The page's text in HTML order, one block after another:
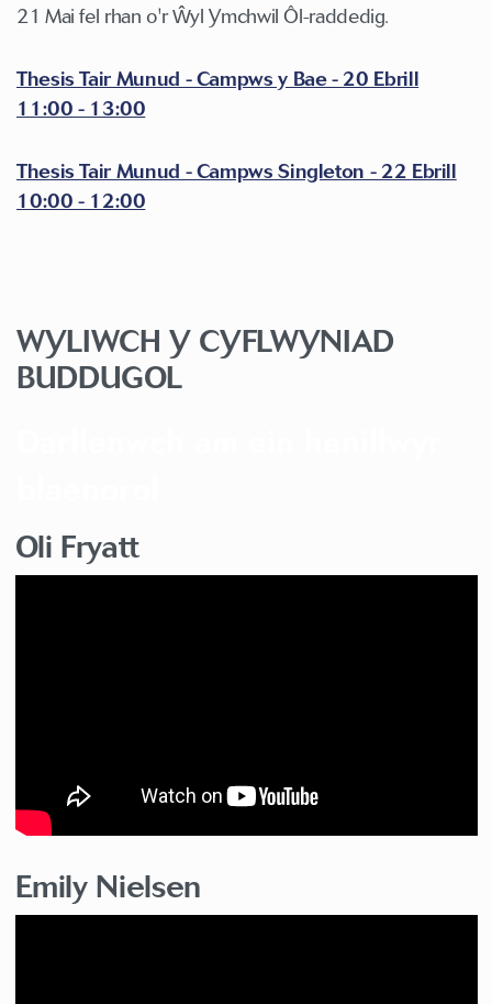
21 Mai fel rhan o'r Ŵyl Ymchwil Ôl-raddedig.
Thesis Tair Munud - Campws y Bae - 20 Ebrill
11:00 - 13:00
Thesis Tair Munud - Campws Singleton - 22 Ebrill
10:00 - 12:00
WYLIWCH Y CYFLWYNIAD
BUDDUGOL
Oli Fryatt
Emily Nielsen